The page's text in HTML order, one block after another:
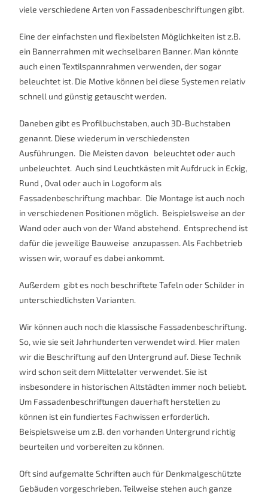
viele verschiedene Arten von Fassadenbeschriftungen gibt.
Eine der einfachsten und flexibelsten Möglichkeiten ist z.B.
ein Bannerrahmen mit wechselbaren Banner. Man könnte
auch einen Textilspannrahmen verwenden, der sogar
beleuchtet ist. Die Motive können bei diese Systemen relativ
schnell und günstig getauscht werden.
Daneben gibt es Profilbuchstaben, auch 3D-Buchstaben
genannt. Diese wiederum in verschiedensten
Ausführungen. Die Meisten davon beleuchtet oder auch
unbeleuchtet. Auch sind Leuchtkästen mit Aufdruck in Eckig,
Rund , Oval oder auch in Logoform als
Fassadenbeschriftung machbar. Die Montage ist auch noch
in verschiedenen Positionen möglich. Beispielsweise an der
Wand oder auch von der Wand abstehend. Entsprechend ist
dafür die jeweilige Bauweise anzupassen. Als Fachbetrieb
wissen wir, worauf es dabei ankommt.
Außerdem gibt es noch beschriftete Tafeln oder Schilder in
unterschiedlichsten Varianten.
Wir können auch noch die klassische Fassadenbeschriftung.
So, wie sie seit Jahrhunderten verwendet wird. Hier malen
wir die Beschriftung auf den Untergrund auf. Diese Technik
wird schon seit dem Mittelalter verwendet. Sie ist
insbesondere in historischen Altstädten immer noch beliebt.
Um Fassadenbeschriftungen dauerhaft herstellen zu
können ist ein fundiertes Fachwissen erforderlich.
Beispielsweise um z.B. den vorhanden Untergrund richtig
beurteilen und vorbereiten zu können.
Oft sind aufgemalte Schriften auch für Denkmalgeschützte
Gebäuden vorgeschrieben. Teilweise stehen auch ganze